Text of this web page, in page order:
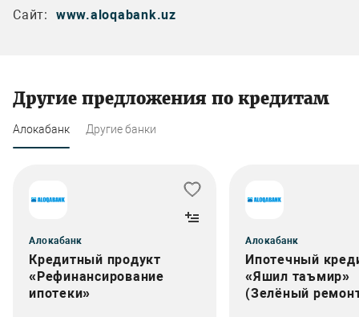
Сайт:
www.aloqabank.uz
Другие предложения по кредитам
Алокабанк Другие банки
Алокабанк
Кредитный продукт
«Рефинансирование
ипотеки»
Алокабанк
Ипотечный
«Яшил таъмир»
(Зелёный